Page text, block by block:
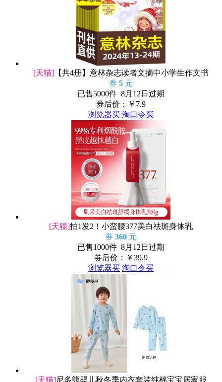
[天猫] 【共4册】意林杂志读者文摘中小学生作文书
券 5 元
已售5000件 8月12日过期
券后价：￥ 7.9
浏览器买 淘口令买
[天猫]拍1发2！小蛮腰377美白祛斑身体乳
券 360 元
已售1000件 8月12日过期
券后价：￥39.9
浏览器买 淘口令买
[天猫]尼多熊婴儿秋冬季内衣套装纯棉宝宝居家服